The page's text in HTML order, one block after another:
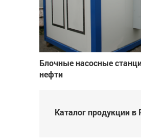
Блочные насосные
нефти
Каталог продукции в